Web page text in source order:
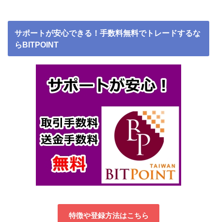
サポートが安心できる！手数料無料でトレードするな
らBITPOINT
特徴や登録方法はこちら